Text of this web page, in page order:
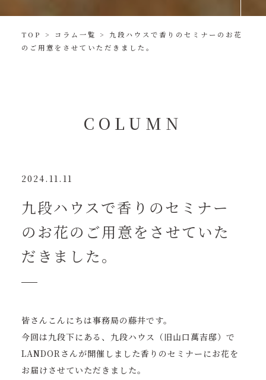
TOP > コラム一覧 > 九段ハウスで香りのセミナーのお花
のご用意をさせていただきました。
COLUMN
2024.11.11
九段ハウスで香りのセミナー
のお花のご用意をさせていた
だきました。
皆さんこんにちは事務局の藤井です。
今回は九段下にある、九段ハウス（旧山口萬吉邸）で
LANDORさんが開催しました香りのセミナーにお花を
お届けさせていただきました。